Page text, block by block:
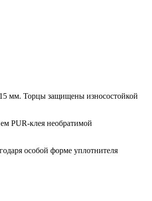
мм. Торцы защищены износостойкой
PUR-клея необратимой
особой форме уплотнителя